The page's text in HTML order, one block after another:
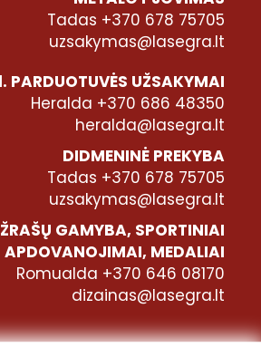
Tadas +370 678 75705
uzsakymas@lasegra.lt
PARDUOTUVĖS UŽSAKYMAI
Heralda +370 686 48350
heralda@lasegra.lt
DIDMENINĖ PREKYBA
Tadas +370 678 75705
uzsakymas@lasegra.lt
GAMYBA, SPORTINIAI
APDOVANOJIMAI, MEDALIAI
Romualda +370 646 08170
dizainas@lasegra.lt